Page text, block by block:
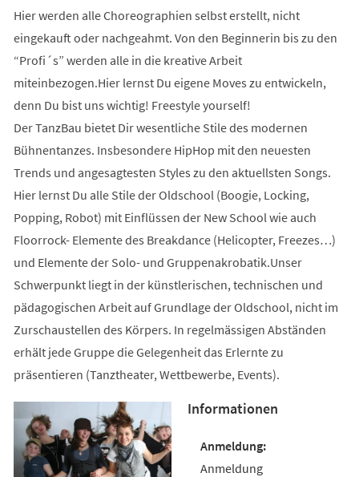
Hier werden alle Choreographien selbst erstellt, nicht
eingekauft oder nachgeahmt. Von den Beginnerin bis zu den
“Profi´s” werden alle in die kreative Arbeit
miteinbezogen.Hier lernst Du eigene Moves zu entwickeln,
denn Du bist uns wichtig! Freestyle yourself!
Der TanzBau bietet Dir wesentliche Stile des modernen
Bühnentanzes. Insbesondere HipHop mit den neuesten
Trends und angesagtesten Styles zu den aktuellsten Songs.
Hier lernst Du alle Stile der Oldschool (Boogie, Locking,
Popping, Robot) mit Einflüssen der New School wie auch
Floorrock- Elemente des Breakdance (Helicopter, Freezes…)
und Elemente der Solo- und Gruppenakrobatik.Unser
Schwerpunkt liegt in der künstlerischen, technischen und
pädagogischen Arbeit auf Grundlage der Oldschool, nicht im
Zurschaustellen des Körpers. In regelmässigen Abständen
erhält jede Gruppe die Gelegenheit das Erlernte zu
präsentieren (Tanztheater, Wettbewerbe, Events).
Informationen
Anmeldung